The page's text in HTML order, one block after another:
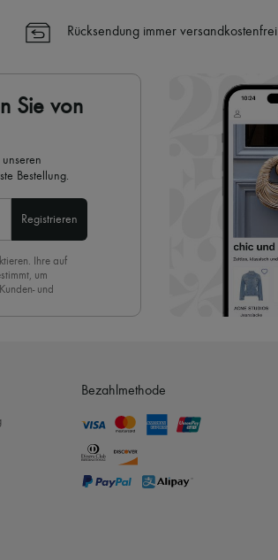
Rücksendung immer versandkostenfrei
Sie von
Bestellung.
Registrieren
Ihre auf
um
und
Bezahlmethode